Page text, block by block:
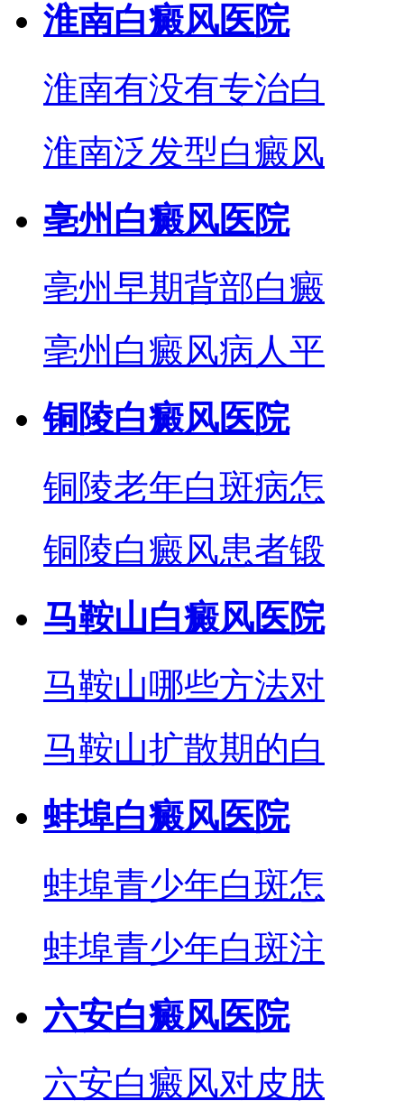
淮南白癜风医院
淮南有没有专治白
淮南泛发型白癜风
亳州白癜风医院
亳州早期背部白癜
亳州白癜风病人平
铜陵白癜风医院
铜陵老年白斑病怎
铜陵白癜风患者锻
马鞍山白癜风医院
马鞍山哪些方法对
马鞍山扩散期的白
蚌埠白癜风医院
蚌埠青少年白斑怎
蚌埠青少年白斑注
六安白癜风医院
六安白癜风对皮肤